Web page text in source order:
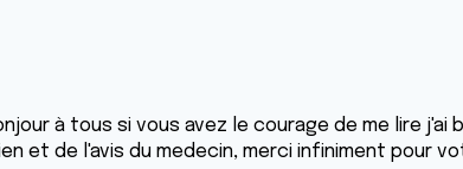
à tous si vous avez le courage de me lire
et de l'avis du medecin, merci infiniment pour